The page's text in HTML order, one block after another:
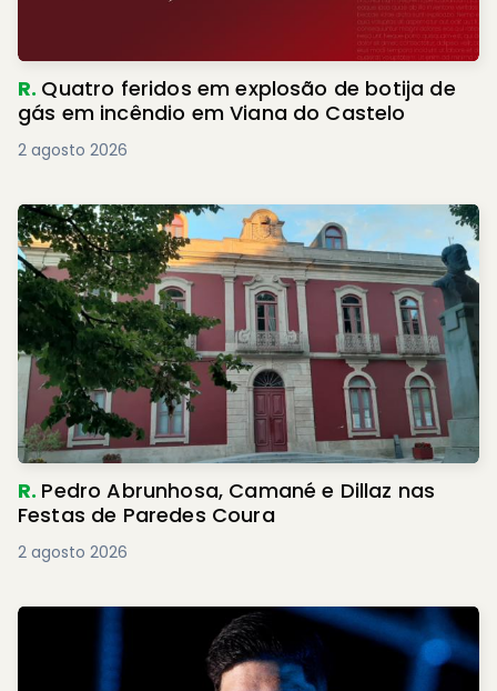
R. Quatro feridos em explosão de botija de
gás em incêndio em Viana do Castelo
2 agosto 2026
R. Pedro Abrunhosa, Camané e Dillaz nas
Festas de Paredes Coura
2 agosto 2026